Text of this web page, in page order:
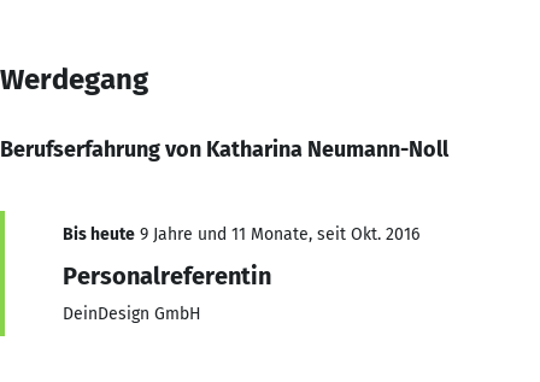
Werdegang
Berufserfahrung von Katharina Neumann-Noll
Bis heute 9 Jahre und 11 Monate, seit Okt. 2016
Personalreferentin
DeinDesign GmbH